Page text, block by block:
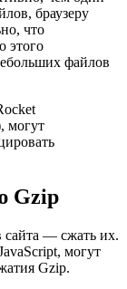
браузеру
что
этого
файлов
могут
Gzip
сайта — сжать их.
могут
Gzip.